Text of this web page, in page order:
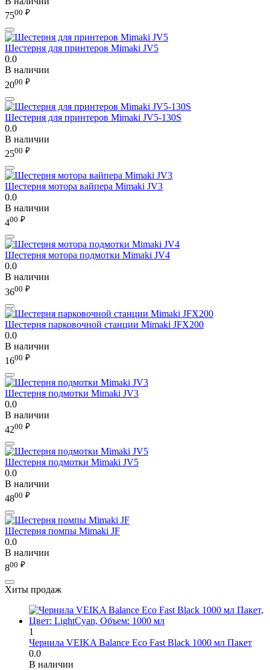
7500 ₽
Шестерня для принтеров Mimaki JV5
0.0
В наличии
2000 ₽
Шестерня для принтеров Mimaki JV5-130S
0.0
В наличии
2500 ₽
Шестерня мотора вайпера Mimaki JV3
0.0
В наличии
400 ₽
Шестерня мотора подмотки Mimaki JV4
0.0
В наличии
3600 ₽
Шестерня парковочной станции Mimaki JFX200
0.0
В наличии
1600 ₽
Шестерня подмотки Mimaki JV3
0.0
В наличии
4200 ₽
Шестерня подмотки Mimaki JV5
0.0
В наличии
4800 ₽
Шестерня помпы Mimaki JF
0.0
В наличии
800 ₽
Хиты продаж
1
Чернила VEIKA Balance Eco Fast Black 1000 мл Пакет
0.0
В наличии